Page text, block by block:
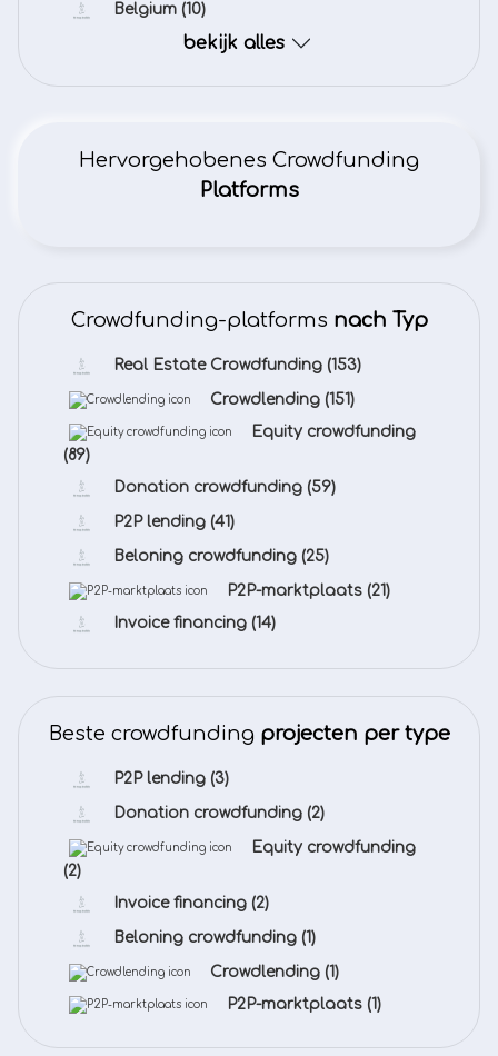
Belgium (10)
bekijk alles
Hervorgehobenes Crowdfunding
Platforms
Crowdfunding-platforms nach Typ
Real Estate Crowdfunding (153)
Crowdlending (151)
Equity crowdfunding
(89)
Donation crowdfunding (59)
P2P lending (41)
Beloning crowdfunding (25)
P2P-marktplaats (21)
Invoice financing (14)
Beste crowdfunding projecten per type
P2P lending (3)
Donation crowdfunding (2)
Equity crowdfunding
(2)
Invoice financing (2)
Beloning crowdfunding (1)
Crowdlending (1)
P2P-marktplaats (1)